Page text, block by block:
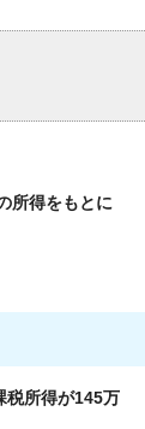
所得をもとに
税所得が145万